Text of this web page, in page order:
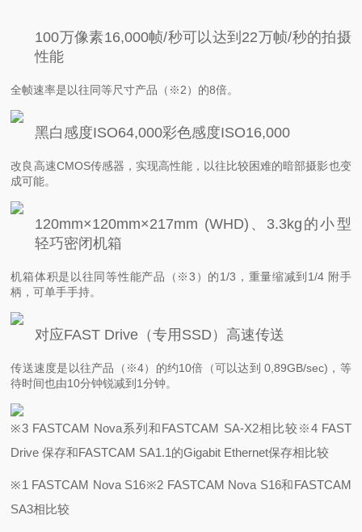
100万像素16,000帧/秒可以达到22万帧/秒的拍摄
性能
全帧速率是以往同等尺寸产品（※2）的8倍。
黑白感度ISO64,000彩色感度ISO16,000
改良高速CMOS传感器，实现高性能，以往比较困难的暗部摄影也变
成可能。
120mm×120mm×217mm (WHD)、 3.3kg的小型
轻巧密闭机箱
机箱体积是以往同等性能产品（※3）的1/3，重量缩减到1/4 附手
柄，可单手手持。
对应FAST Drive（专用SSD）高速传送
传送速度是以往产品（※4）的约10倍（可以达到 0,89GB/sec)，等
待时间也由10分钟锐减到1分钟。
※3 FASTCAM Nova系列和FASTCAM SA-X2相比较※4 FAST
Drive 保存和FASTCAM SA1.1的Gigabit Ethernet保存相比较
※1 FASTCAM Nova S16※2 FASTCAM Nova S16和FASTCAM
SA3相比较